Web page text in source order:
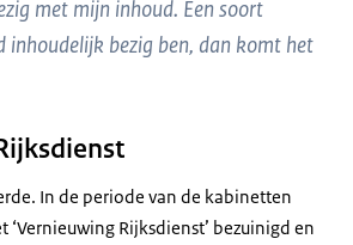
met mijn inhoud. Een soort
inhoudelijk bezig ben, dan komt het
In de periode van de kabinetten
‘Vernieuwing Rijksdienst’ bezuinigd en